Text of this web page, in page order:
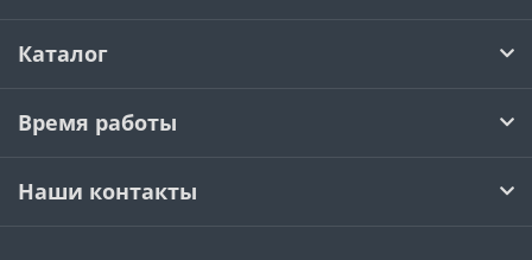
Каталог
Время работы
Наши контакты